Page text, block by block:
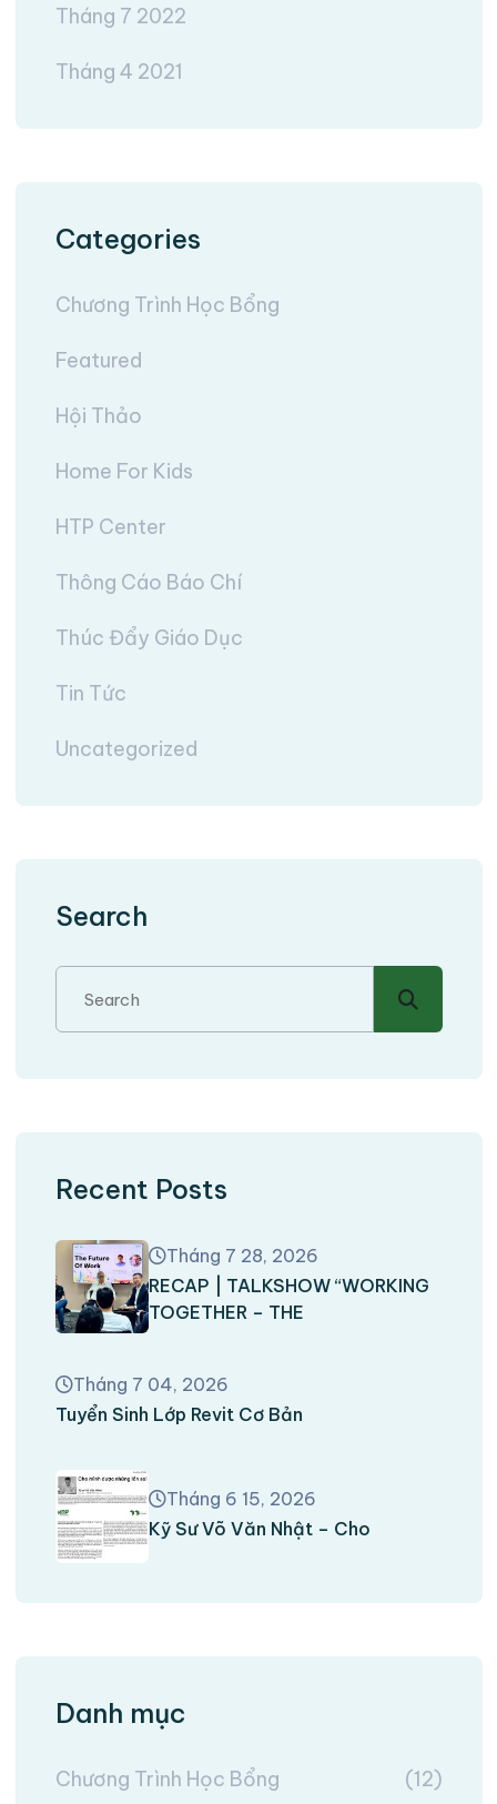
Tháng 7 2022
Tháng 4 2021
Categories
Chương Trình Học Bổng
Featured
Hội Thảo
Home For Kids
HTP Center
Thông Cáo Báo Chí
Thúc Đẩy Giáo Dục
Tin Tức
Uncategorized
Search
Recent Posts
Tháng 7 28, 2026
RECAP | TALKSHOW “WORKING
TOGETHER – THE
Tháng 7 04, 2026
Tuyển Sinh Lớp Revit Cơ Bản
Tháng 6 15, 2026
Kỹ Sư Võ Văn Nhật – Cho
Danh mục
Chương Trình Học Bổng (12)